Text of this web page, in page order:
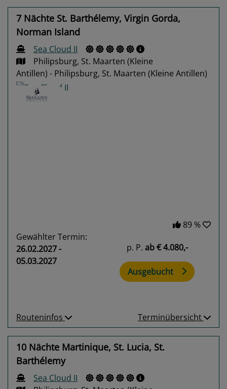
7 Nächte St. Barthélemy, Virgin Gorda,
Norman Island
Sea Cloud II
Philipsburg, St. Maarten (Kleine
Antillen) - Philipsburg, St. Maarten (Kleine Antillen)
89 %
Gewählter Termin:
26.02.2027 -
05.03.2027
p. P. ab€ 4.080,-
Ausgebucht
Routeninfos Terminübersicht
10 Nächte Martinique, St. Lucia, St.
Barthélemy
Sea Cloud II